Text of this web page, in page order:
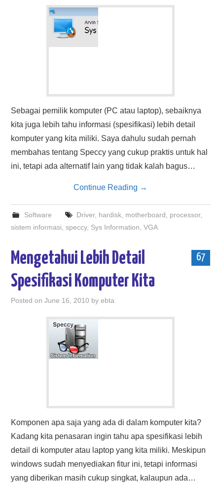
HASIL PENCARIAN
Sebagai pemilik komputer (PC atau laptop), sebaiknya
kita juga lebih tahu informasi (spesifikasi) lebih detail
komputer yang kita miliki. Saya dahulu sudah pernah
membahas tentang Speccy yang cukup praktis untuk hal
ini, tetapi ada alternatif lain yang tidak kalah bagus…
Continue Reading →
Software Driver, hardisk, motherboard processor,
sistem informasi ,speccy, Sys Information ,VGA
67
Mengetahui Lebih Detail
Spesifikasi Komputer Kita
Posted onJune 16, 2010 byebta
Komponen apa saja yang ada di dalam komputer kita?
Kadang kita penasaran ingin tahu apa spesifikasi lebih
detail di komputer atau laptop yang kita miliki. Meskipun
windows sudah menyediakan fitur ini, tetapi informasi
yang diberikan masih cukup singkat, kalaupun ada…